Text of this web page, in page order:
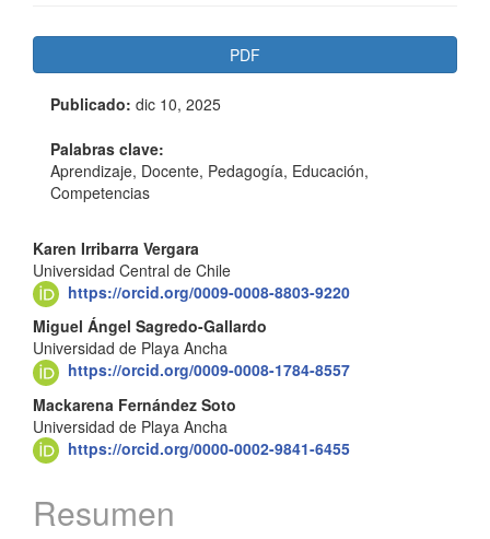
Barra
lateral
del
artículo
PDF
Publicado: dic 10, 2025
Palabras clave:
Aprendizaje, Docente, Pedagogía, Educación,
Competencias
Contenido
principal
del
artículo
Karen Irribarra Vergara
Universidad Central de Chile
https://orcid.org/0009-0008-8803-9220
Miguel Ángel Sagredo-Gallardo
Universidad de Playa Ancha
https://orcid.org/0009-0008-1784-8557
Mackarena Fernández Soto
Universidad de Playa Ancha
https://orcid.org/0000-0002-9841-6455
Resumen